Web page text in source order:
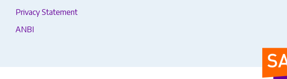
Privacy Statement
ANBI